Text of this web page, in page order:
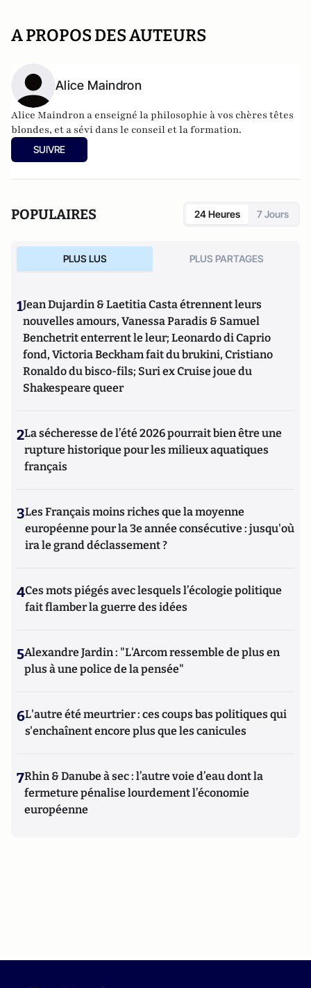
A PROPOS DES AUTEURS
Alice Maindron
Alice Maindron a enseigné la philosophie à vos chères têtes
blondes, et a sévi dans le conseil et la formation.
SUIVRE
POPULAIRES 24 Heures 7 Jours
PLUS LUS PLUS PARTAGES
1Jean Dujardin & Laetitia Casta étrennent leurs
nouvelles amours, Vanessa Paradis & Samuel
Benchetrit enterrent le leur; Leonardo di Caprio
fond, Victoria Beckham fait du brukini, Cristiano
Ronaldo du bisco-fils; Suri ex Cruise joue du
Shakespeare queer
2La sécheresse de l’été 2026 pourrait bien être une
rupture historique pour les milieux aquatiques
français
3Les Français moins riches que la moyenne
européenne pour la 3e année consécutive : jusqu'où
ira le grand déclassement ?
4Ces mots piégés avec lesquels l’écologie politique
fait flamber la guerre des idées
5Alexandre Jardin : "L'Arcom ressemble de plus en
plus à une police de la pensée"
6L'autre été meurtrier : ces coups bas politiques qui
s'enchaînent encore plus que les canicules
7Rhin & Danube à sec : l’autre voie d’eau dont la
fermeture pénalise lourdement l’économie
européenne